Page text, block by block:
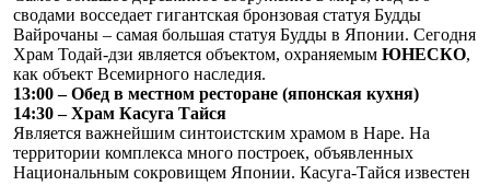
сводами восседает гигантская бронзовая статуя Будды
Вайрочаны – самая большая статуя Будды в Японии. Сегодня
Храм Тодай-дзи является объектом, охраняемым ЮНЕСКО,
как объект Всемирного наследия.
13:00 – Обед в местном ресторане (японская кухня)
14:30 – Храм Касуга Тайся
Является важнейшим синтоистским храмом в Наре. На
территории комплекса много построек, объявленных
Национальным сокровищем Японии. Касуга-Тайся известен